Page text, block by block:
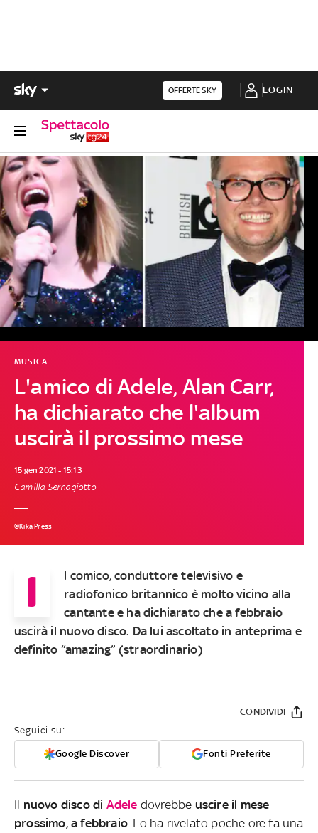
OFFERTE SKY LOGIN
L'amico di Adele, Alan Carr,
ha dichiarato che l'album
uscirà il prossimo mese
MUSICA
15 gen 2021 - 15:13
Camilla Sernagiotto
©Kika Press
I
l comico, conduttore televisivo e
radiofonico britannico è molto vicino alla
cantante e ha dichiarato che a febbraio
uscirà il nuovo disco. Da lui ascoltato in anteprima e
definito “amazing” (straordinario)
Seguici su:
Google Discover Fonti Preferite
CONDIVIDI
Il nuovo disco di Adele dovrebbe uscire il mese
prossimo, a febbraio . Lo ha rivelato poche ore fa una